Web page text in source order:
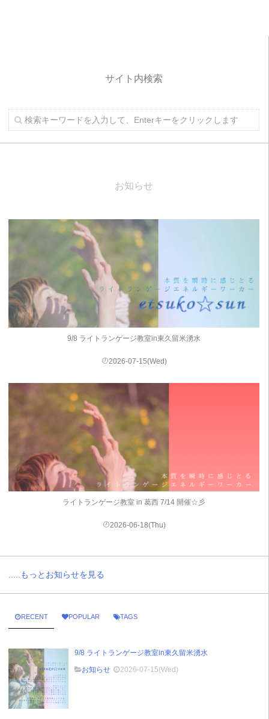
サイト内検索
お知らせ
9/8 ライトランゲージ教室in東久留米湧水
2026-07-15(Wed)
ライトランゲージ教室 in 葛西 7/14 開催☆彡
2026-06-18(Thu)
.....もっとお知らせを見る
RECENT POPULAR TAGS
9/8 ライトランゲージ教室in東久留米湧水
お知らせ
2026-07-15(Wed)